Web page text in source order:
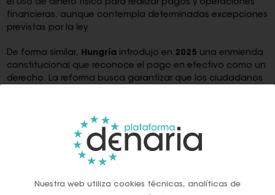
el uso de dinero físico para realizar pagos y operaciones
financieras, aunque contempla determinadas excepciones
previstas por la ley
De forma similar, Hungría introdujo en 2025 una enmienda
constitucional que reconoce el pago en efectivo como un
derecho. La reforma busca garantizar que los ciudadanos
Esloveniaaprobó en 2025
una modificación
constitucional destinada a proteger el derecho de los
ciudadanos a utilizar dinero en efectivo. La reforma fue
respaldada por una amplia mayoría parlamentaria y se
Nuestra web utiliza cookies técnicas, analíticas de